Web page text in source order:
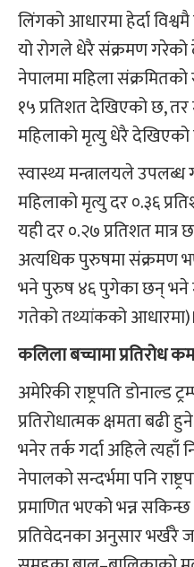
लिंगको आधारमा हेर्दा
यो रोगले धेरै संक्रमण
नेपालमा महिला
१५ प्रतिशत देखिएको छ, तर
महिलाको मृत्यु धेरै देखिएको
स्वास्थ्य मन्त्रालयले
महिलाको मृत्यु दर ०.३६
यही दर ०.२७ प्रतिशत
अत्यधिक पुरुषमा संक्रमण
भने पुरुष ४६ पुगेका छन् भने
गतेको तथ्यांकको आधारमा)।
कलिला बच्चामा प्रतिरोध कम
अमेरिकी राष्ट्रपति डोनाल्ड
प्रतिरोधात्मक क्षमता
भनेर तर्क गर्दा अहिले
नेपालको सन्दर्भमा पनि
प्रमाणित भएको भन्न सकिन्छ
प्रतिवेदनका अनुसार भर्खरै